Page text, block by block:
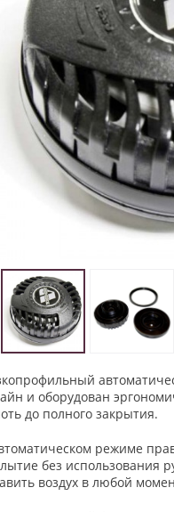
и оборудован
до полного закрытия.
режиме
без использования
воздух в любой